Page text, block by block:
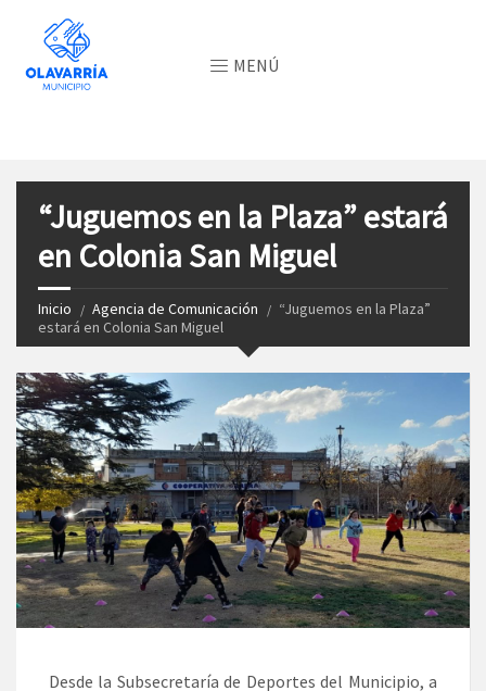
MENÚ
“Juguemos en la Plaza” estará
en Colonia San Miguel
Inicio Agencia de Comunicación
“Juguemos en la Plaza”
estará en Colonia San Miguel
Desde la Subsecretaría de Deportes del Municipio, a